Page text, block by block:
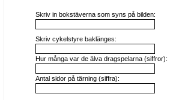
Skriv in bokstäverna som syns på bilden:
Skriv cykelstyre baklänges:
Hur många var de älva dragspelarna (siffror):
Antal sidor på tärning (siffra):